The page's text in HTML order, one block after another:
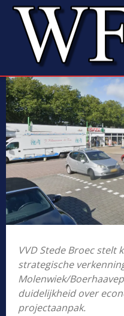
VVD Stede Broec stelt
strategische
Molenwiek/
duidelijkheid over
projectaanpak.